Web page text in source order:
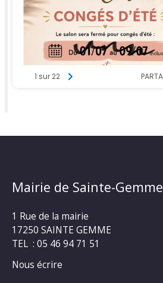
Mairie de Sainte-Gemme
1 Rue de la mairie
17250 SAINTE GEMME
TEL : 05 46 94 71 51
Nous écrire